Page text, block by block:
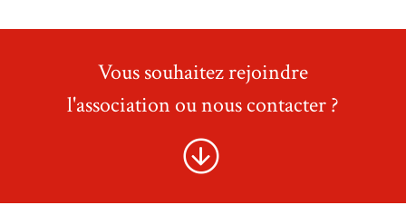
Vous souhaitez rejoindre
l'association ou nous contacter ?